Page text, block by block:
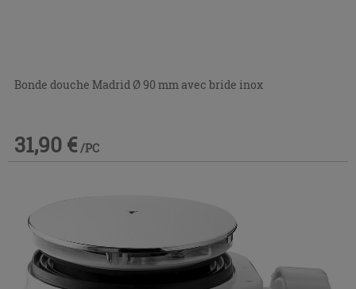
Bonde douche Madrid Ø 90 mm avec bride inox
31,90 € /PC